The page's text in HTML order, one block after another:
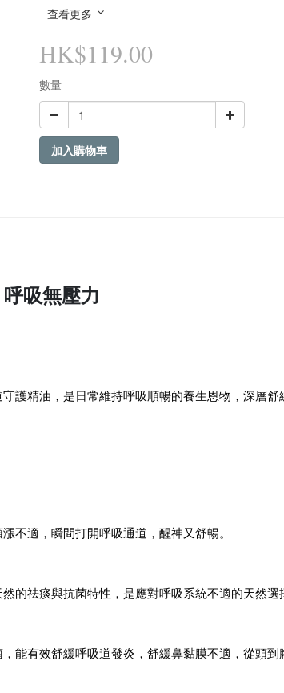
查看更多
HK$119.00
數量
加入購物車
吸無壓力
護精油，是日常維持呼吸順暢的養生恩物，深層舒
不適，瞬間打開呼吸通道，醒神又舒暢。
的祛痰與抗菌特性，是應對呼吸系統不適的天然選
能有效舒緩呼吸道發炎，舒緩鼻黏膜不適，從頭到